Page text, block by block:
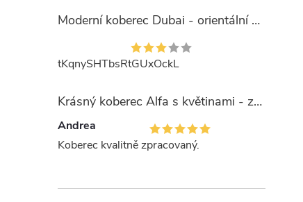
Moderní koberec Dubai - orientální 6 - červený
tKqnySHTbsRtGUxOckL
Krásný koberec Alfa s květinami - zelený
Andrea
Koberec kvalitně zpracovaný.